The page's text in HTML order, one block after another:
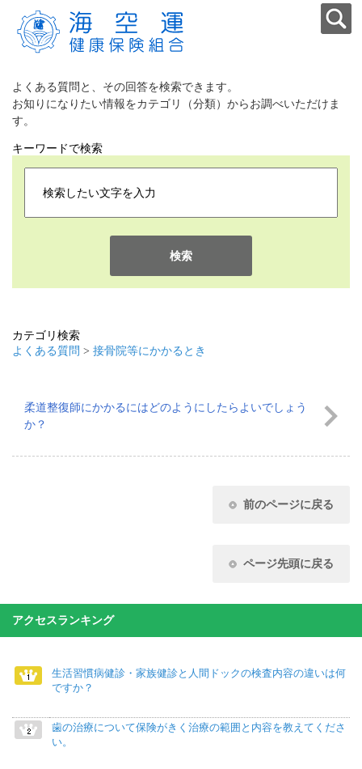
よくある質問と、その回答を検索できます。
お知りになりたい情報をカテゴリ（分類）からお調べいただけま
す。
キーワードで検索
検索
カテゴリ検索
よくある質問 > 接骨院等にかかるとき
柔道整復師にかかるにはどのようにしたらよいでしょう
か？
前のページに戻る
ページ先頭に戻る
アクセスランキング
生活習慣病健診・家族健診と人間ドックの検査内容の違いは何
ですか？
歯の治療について保険がきく治療の範囲と内容を教えてくださ
い。